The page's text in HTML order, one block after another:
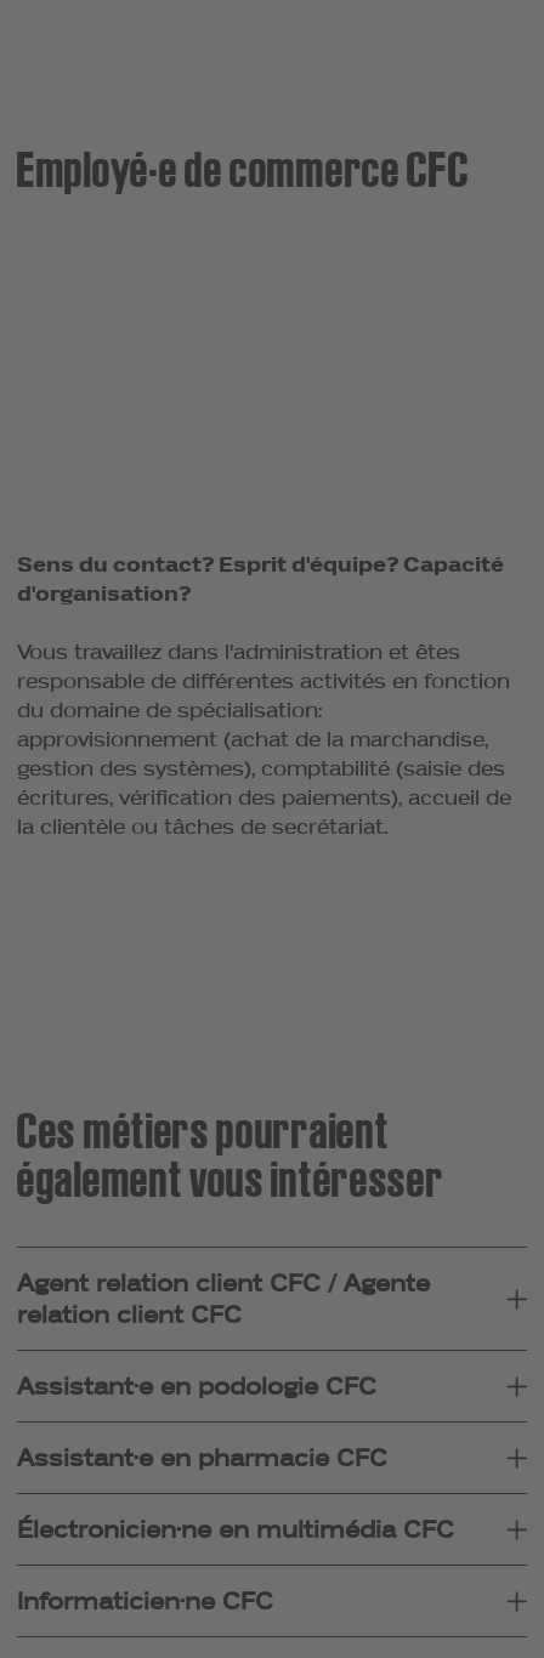
Employé·e de commerce CFC
Sens du contact? Esprit d'équipe? Capacité
d'organisation?
Vous travaillez dans l'administration et êtes
responsable de différentes activités en fonction
du domaine de spécialisation:
approvisionnement (achat de la marchandise,
gestion des systèmes), comptabilité (saisie des
écritures, vérification des paiements), accueil de
la clientèle ou tâches de secrétariat.
Ces métiers pourraient
également vous intéresser
Agent relation client CFC / Agente
relation client CFC
Assistant·e en podologie CFC
Assistant·e en pharmacie CFC
Électronicien·ne en multimédia CFC
Informaticien·ne CFC